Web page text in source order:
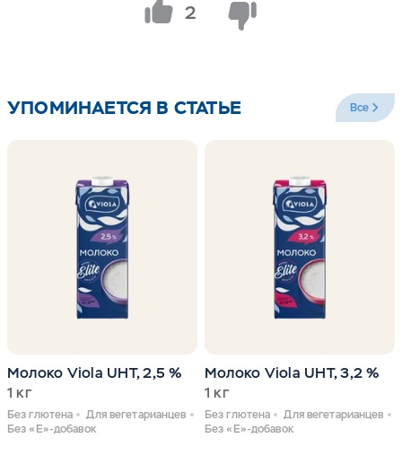
2
УПОМИНАЕТСЯ В СТАТЬЕ Все
Молоко Viola UHT, 2,5 %
1 кг
Без глютена
Для вегетарианцев
Без «Е»-добавок
Молоко Viola UHT, 3,2 %
1 кг
Без глютена
Для вегетарианцев
Без «Е»-добавок